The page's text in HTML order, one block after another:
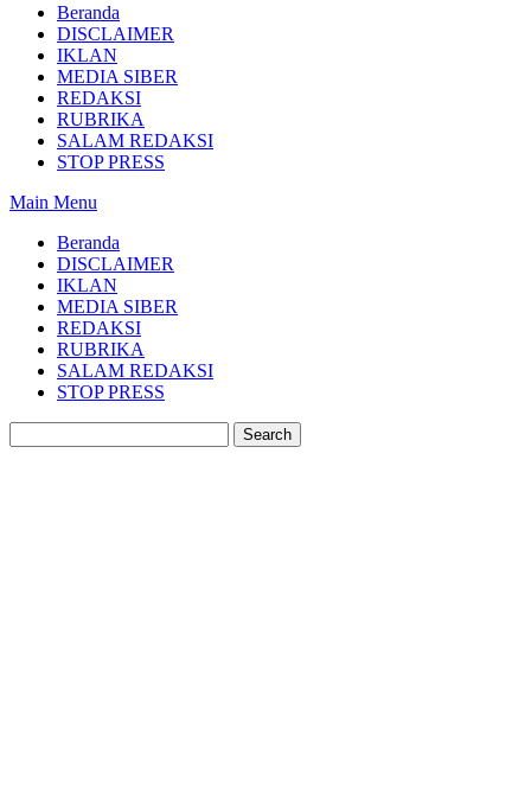
Beranda
DISCLAIMER
IKLAN
MEDIA SIBER
REDAKSI
RUBRIKA
SALAM REDAKSI
STOP PRESS
Main Menu
Beranda
DISCLAIMER
IKLAN
MEDIA SIBER
REDAKSI
RUBRIKA
SALAM REDAKSI
STOP PRESS